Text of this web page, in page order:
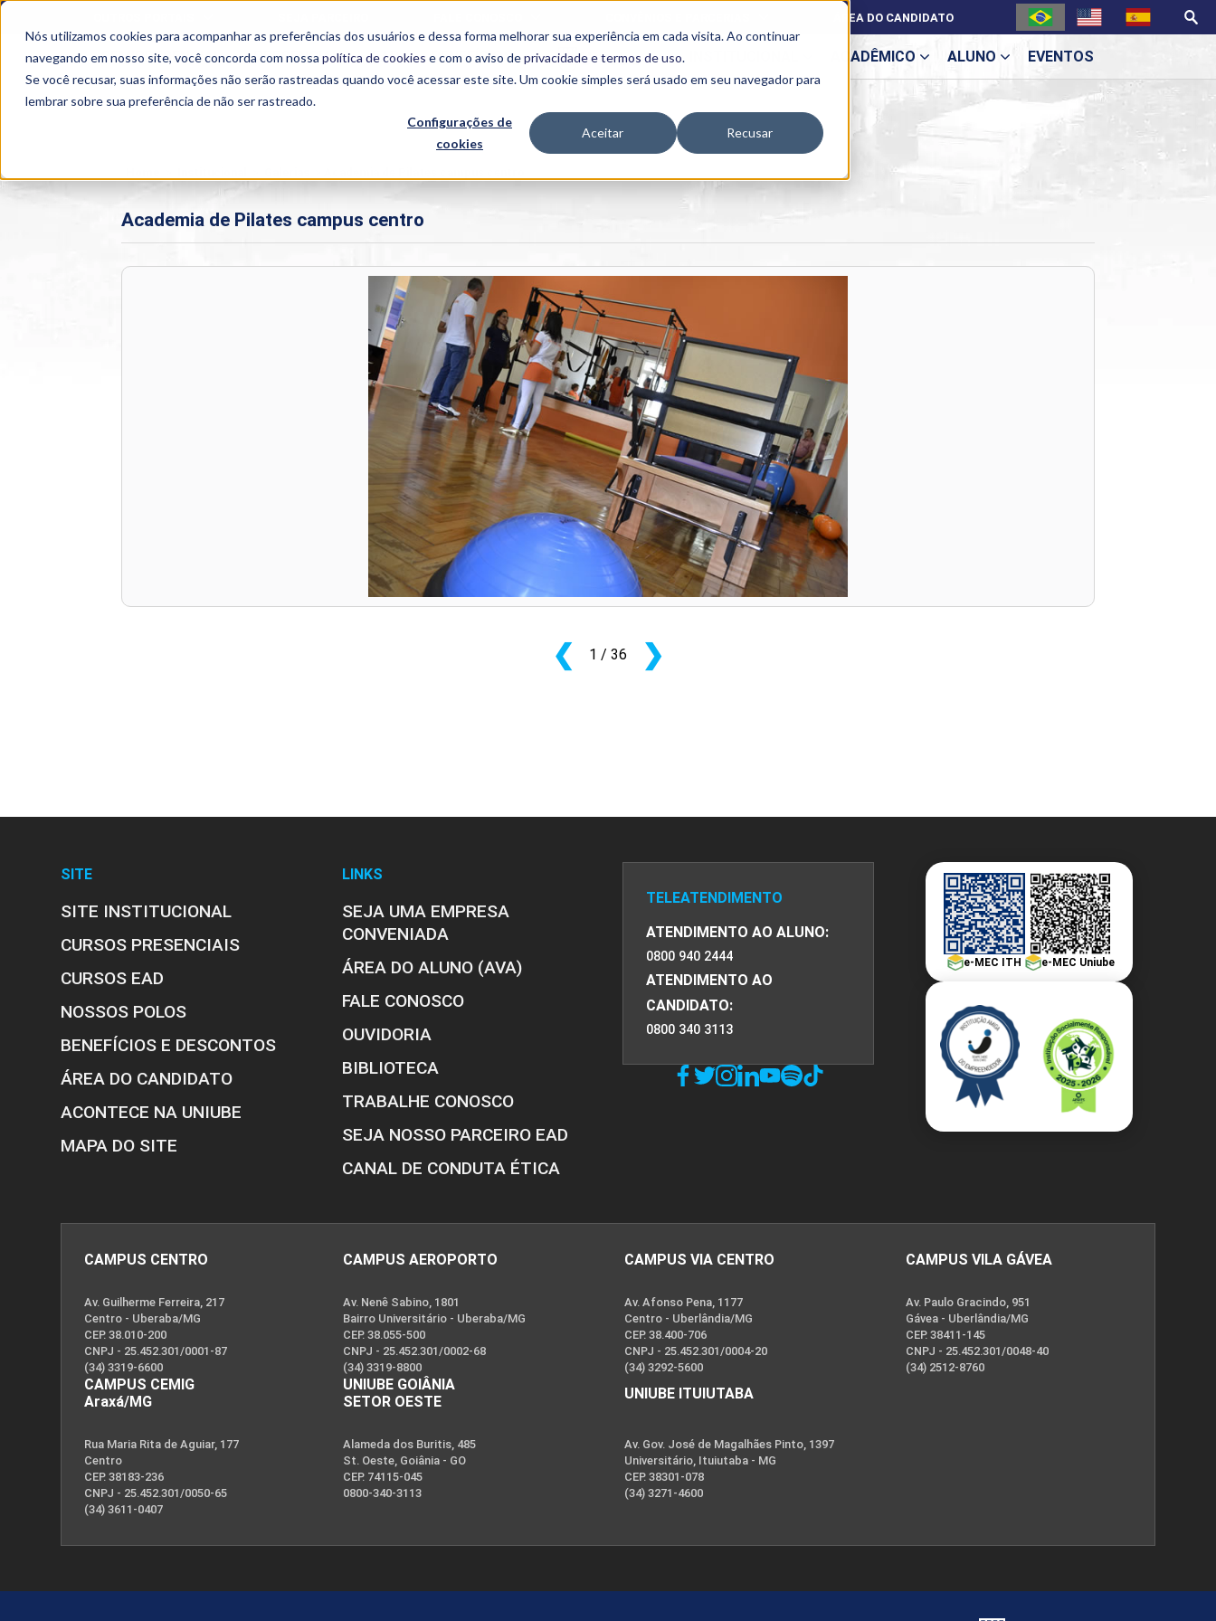
Nós utilizamos cookies para acompanhar as preferências dos usuários e dessa forma melhorar sua experiência em cada visita. Ao continuar
navegando em nosso site, você concorda com nossa política de cookies e com o aviso deprivacidade e termos de uso.
Se você recusar, suas informações não serão rastreadas quando você acessar este site. Um cookie simples será usado em seu navegador para
lembrar sobre sua preferência de não ser rastreado.
Configurações de
cookies
Aceitar Recusar
SEMIPRESENCIAL PRESENCIAL EAD BENEFÍCIOS ACADÊMICO
Acadêmicos
PIME
Programas de
Extensão
MPHU
PROES
PROPEPE
PROED
ALUNO EVENTOS
ÁREA DO CANDIDATO
Academia de Pilates campus centro
❮ 1 / 36 ❯
SITE
SITE INSTITUCIONAL
CURSOS PRESENCIAIS
CURSOS EAD
NOSSOS POLOS
BENEFÍCIOS E DESCONTOS
ÁREA DO CANDIDATO
ACONTECE NA UNIUBE
MAPA DO SITE
LINKS
SEJA UMA EMPRESA
CONVENIADA
ÁREA DO ALUNO (AVA)
FALE CONOSCO
OUVIDORIA
BIBLIOTECA
TRABALHE CONOSCO
SEJA NOSSO PARCEIRO EAD
CANAL DE CONDUTA ÉTICA
TELEATENDIMENTO
ATENDIMENTO AO ALUNO:
0800 940 2444
ATENDIMENTO AO
CANDIDATO:
0800 340 3113
e-MEC ITH e-MEC Uniube
CAMPUS CENTRO
Av. Guilherme Ferreira, 217
Centro - Uberaba/MG
CEP. 38.010-200
CNPJ - 25.452.301/0001-87
(34) 3319-6600
CAMPUS CEMIG
Araxá/MG
Rua Maria Rita de Aguiar, 177
Centro
CEP. 38183-236
CNPJ - 25.452.301/0050-65
(34) 3611-0407
CAMPUS AEROPORTO
Av. Nenê Sabino, 1801
Bairro Universitário - Uberaba/MG
CEP. 38.055-500
CNPJ - 25.452.301/0002-68
(34) 3319-8800
UNIUBE GOIÂNIA
SETOR OESTE
Alameda dos Buritis, 485
St. Oeste, Goiânia - GO
CEP. 74115-045
0800-340-3113
CAMPUS VIA CENTRO
Av. Afonso Pena, 1177
Centro - Uberlândia/MG
CEP. 38.400-706
CNPJ - 25.452.301/0004-20
(34) 3292-5600
UNIUBE ITUIUTABA
Av. Gov. José de Magalhães Pinto, 1397
Universitário, Ituiutaba - MG
CEP. 38301-078
(34) 3271-4600
CAMPUS VILA GÁVEA
Av. Paulo Gracindo, 951
Gávea - Uberlândia/MG
CEP. 38411-145
CNPJ - 25.452.301/0048-40
(34) 2512-8760